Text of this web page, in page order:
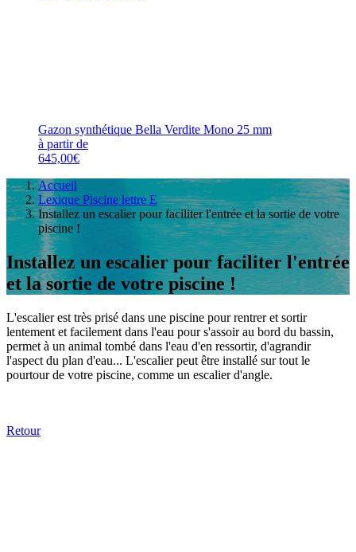
Gazon synthétique Bella Verdite Mono 25 mm
à partir de
645,00€
Accueil
Lexique Piscine lettre E
Installez un escalier pour faciliter l'entrée et la sortie de votre
piscine !
Installez un escalier pour faciliter l'entrée
et la sortie de votre piscine !
L'escalier est très prisé dans une piscine pour rentrer et sortir
lentement et facilement dans l'eau pour s'assoir au bord du bassin,
permet à un animal tombé dans l'eau d'en ressortir, d'agrandir
l'aspect du plan d'eau... L'escalier peut être installé sur tout le
pourtour de votre piscine, comme un escalier d'angle.
Retour